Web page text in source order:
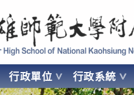
High School of National
行政單位 行政系統